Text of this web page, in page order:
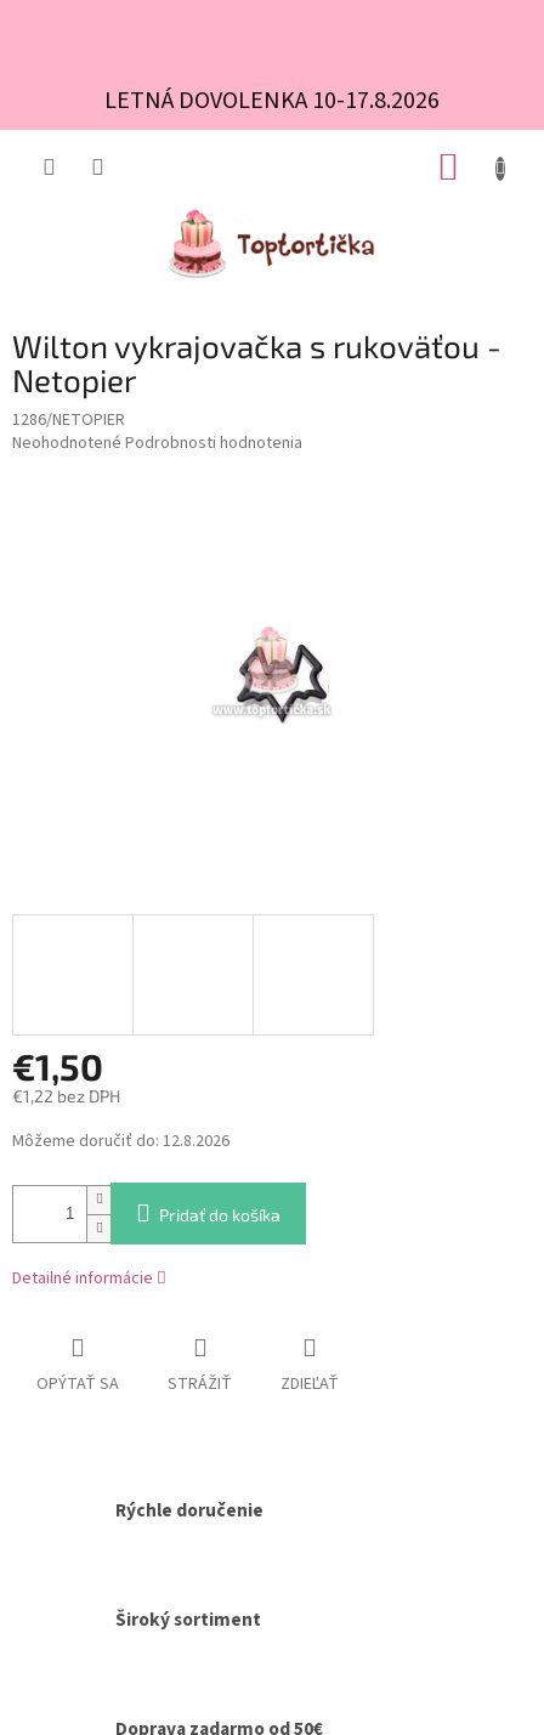
LETNÁ DOVOLENKA 10-17.8.2026
Wilton vykrajovačka s rukoväťou -
Netopier
1286/NETOPIER
Priemerné
Neohodnotené Podrobnosti hodnotenia
€1,50
€1,22 bez DPH
Jednotková
cena:
Môžeme doručiť do: 12.8.2026
Pridať do košíka
Detailné informácie
OPÝTAŤ SA STRÁŽIŤ ZDIEĽAŤ
Rýchle doručenie
Široký sortiment
Doprava zadarmo od 50€